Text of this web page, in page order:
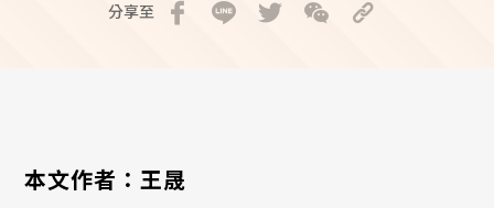
分享至
本文作者：王晟